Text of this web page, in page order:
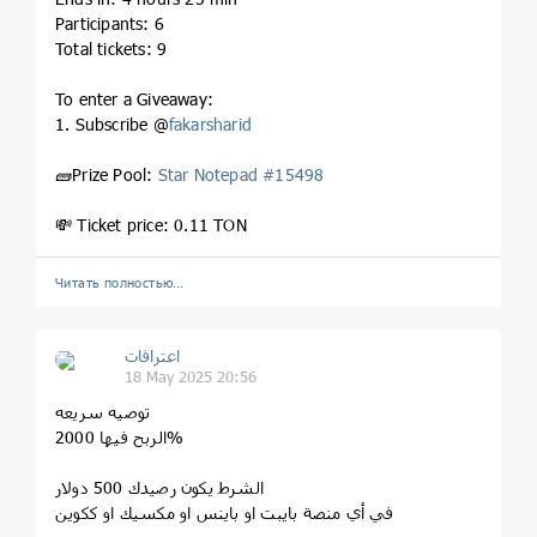
Participants: 6
Total tickets: 9
To enter a Giveaway:
1. Subscribe @fakarsharid
🧱Prize Pool: Star Notepad #15498
💸 Ticket price: 0.11 TON
Читать полностью…
اعترافات
18 May 2025 20:56
توصيه سريعه
الربح فيها 2000%
الشرط يكون رصيدك 500 دولار
في أي منصة بايبت او باينس او مكسيك او ككوين